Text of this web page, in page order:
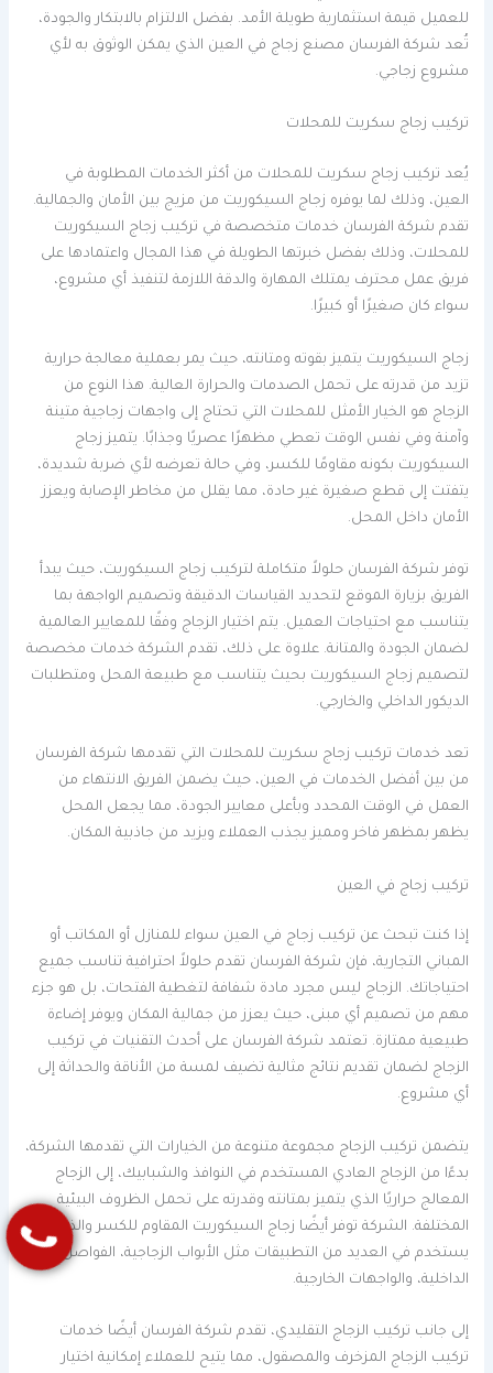
للعميل قيمة استثمارية طويلة الأمد. بفضل الالتزام بالابتكار والجودة،
تُعد شركة الفرسان مصنع زجاج في العين الذي يمكن الوثوق به لأي
مشروع زجاجي.
تركيب زجاج سكريت للمحلات
يُعد تركيب زجاج سكريت للمحلات من أكثر الخدمات المطلوبة في
العين، وذلك لما يوفره زجاج السيكوريت من مزيج بين الأمان والجمالية.
تقدم شركة الفرسان خدمات متخصصة في تركيب زجاج السيكوريت
للمحلات، وذلك بفضل خبرتها الطويلة في هذا المجال واعتمادها على
فريق عمل محترف يمتلك المهارة والدقة اللازمة لتنفيذ أي مشروع،
سواء كان صغيرًا أو كبيرًا.
زجاج السيكوريت يتميز بقوته ومتانته، حيث يمر بعملية معالجة حرارية
تزيد من قدرته على تحمل الصدمات والحرارة العالية. هذا النوع من
الزجاج هو الخيار الأمثل للمحلات التي تحتاج إلى واجهات زجاجية متينة
وآمنة وفي نفس الوقت تعطي مظهرًا عصريًا وجذابًا. يتميز زجاج
السيكوريت بكونه مقاومًا للكسر، وفي حالة تعرضه لأي ضربة شديدة،
يتفتت إلى قطع صغيرة غير حادة، مما يقلل من مخاطر الإصابة ويعزز
الأمان داخل المحل.
توفر شركة الفرسان حلولاً متكاملة لتركيب زجاج السيكوريت، حيث يبدأ
الفريق بزيارة الموقع لتحديد القياسات الدقيقة وتصميم الواجهة بما
يتناسب مع احتياجات العميل. يتم اختيار الزجاج وفقًا للمعايير العالمية
لضمان الجودة والمتانة. علاوة على ذلك، تقدم الشركة خدمات مخصصة
لتصميم زجاج السيكوريت بحيث يتناسب مع طبيعة المحل ومتطلبات
الديكور الداخلي والخارجي.
تعد خدمات تركيب زجاج سكريت للمحلات التي تقدمها شركة الفرسان
من بين أفضل الخدمات في العين، حيث يضمن الفريق الانتهاء من
العمل في الوقت المحدد وبأعلى معايير الجودة، مما يجعل المحل
يظهر بمظهر فاخر ومميز يجذب العملاء ويزيد من جاذبية المكان.
تركيب زجاج في العين
إذا كنت تبحث عن تركيب زجاج في العين سواء للمنازل أو المكاتب أو
المباني التجارية، فإن شركة الفرسان تقدم حلولاً احترافية تناسب جميع
احتياجاتك. الزجاج ليس مجرد مادة شفافة لتغطية الفتحات، بل هو جزء
مهم من تصميم أي مبنى، حيث يعزز من جمالية المكان ويوفر إضاءة
طبيعية ممتازة. تعتمد شركة الفرسان على أحدث التقنيات في تركيب
الزجاج لضمان تقديم نتائج مثالية تضيف لمسة من الأناقة والحداثة إلى
أي مشروع.
يتضمن تركيب الزجاج مجموعة متنوعة من الخيارات التي تقدمها الشركة،
بدءًا من الزجاج العادي المستخدم في النوافذ والشبابيك، إلى الزجاج
المعالج حراريًا الذي يتميز بمتانته وقدرته على تحمل الظروف البيئية
المختلفة. الشركة توفر أيضًا زجاج السيكوريت المقاوم للكسر والذي
يستخدم في العديد من التطبيقات مثل الأبواب الزجاجية، الفواصل
الداخلية، والواجهات الخارجية.
إلى جانب تركيب الزجاج التقليدي، تقدم شركة الفرسان أيضًا خدمات
تركيب الزجاج المزخرف والمصقول، مما يتيح للعملاء إمكانية اختيار